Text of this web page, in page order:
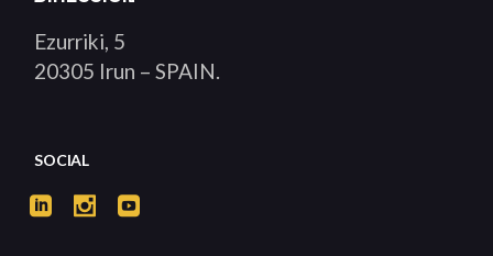
Ezurriki, 5
20305 Irun – SPAIN.
SOCIAL